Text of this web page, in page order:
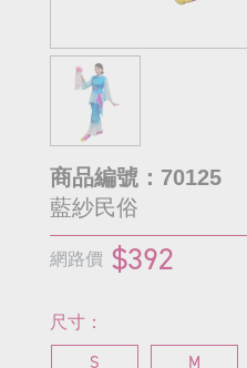
商品編號：70125
藍紗民俗
網路價 $392
尺寸：
S M